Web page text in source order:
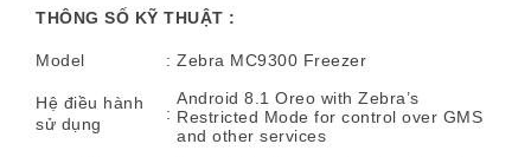
THÔNG SỐ KỸ THUẬT :
Model : Zebra MC9300 Freezer
Hệ điều hành
sử dụng
:
Android 8.1 Oreo with Zebra’s
Restricted Mode for control over GMS
and other services